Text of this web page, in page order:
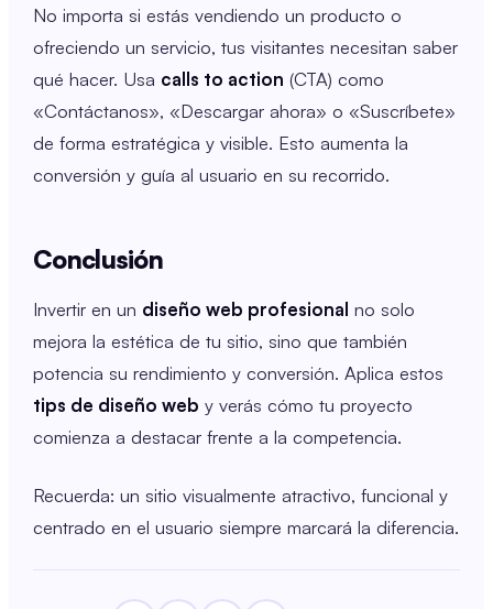
No importa si estás vendiendo un producto o
ofreciendo un servicio, tus visitantes necesitan saber
qué hacer. Usa calls to action (CTA) como
«Contáctanos», «Descargar ahora» o «Suscríbete»
de forma estratégica y visible. Esto aumenta la
conversión y guía al usuario en su recorrido.
Conclusión
Invertir en un diseño web profesional no solo
mejora la estética de tu sitio, sino que también
potencia su rendimiento y conversión. Aplica estos
tips de diseño web y verás cómo tu proyecto
comienza a destacar frente a la competencia.
Recuerda: un sitio visualmente atractivo, funcional y
centrado en el usuario siempre marcará la diferencia.